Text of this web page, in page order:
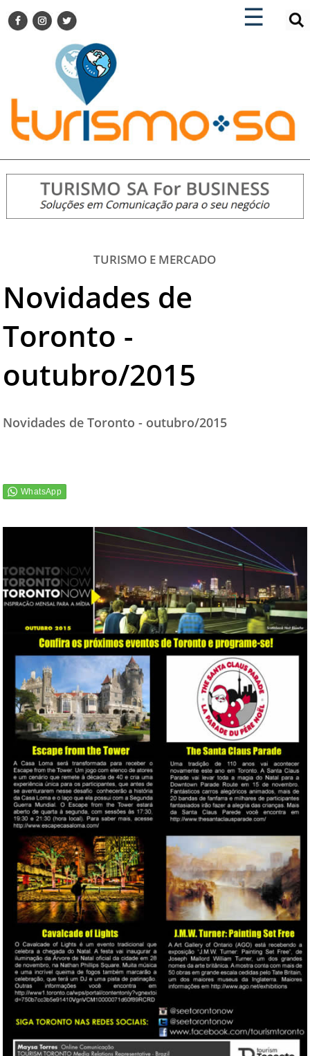
☰
×
TURISMO SA FOR BUSINESS
DESTINOS NACIONAIS
DESTINOS INTERNACIONAIS
CITY BREAK
TURISMO E MERCADO
EVENTOS
HOTELARIA
DICAS
VITRINE
TURISMO SA TV
TESTADO E APROVADO
PARCEIROS
CONTATO
×
ENCONTRE SUA NOTÍCIA
TURISMO E MERCADO
Novidades de
Toronto -
outubro/2015
Novidades de Toronto - outubro/2015